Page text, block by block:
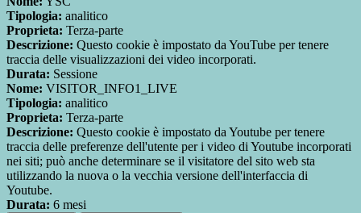
Tipologia: analitico
Proprieta: Terza-parte
Descrizione: Questo cookie è impostato da YouTube per tenere
traccia delle visualizzazioni dei video incorporati.
Durata: Sessione
Nome: VISITOR_INFO1_LIVE
Tipologia: analitico
Proprieta: Terza-parte
Descrizione: Questo cookie è impostato da Youtube per tenere
traccia delle preferenze dell'utente per i video di Youtube incorporati
nei siti; può anche determinare se il visitatore del sito web sta
utilizzando la nuova o la vecchia versione dell'interfaccia di
Youtube.
Durata: 6 mesi